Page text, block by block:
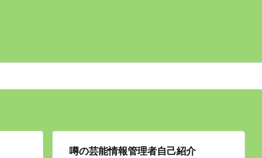
噂の芸能情報管理者自己紹介